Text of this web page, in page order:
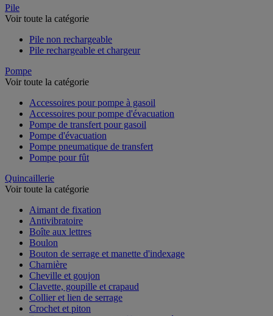
Pile
Voir toute la catégorie
Pile non rechargeable
Pile rechargeable et chargeur
Pompe
Voir toute la catégorie
Accessoires pour pompe à gasoil
Accessoires pour pompe d'évacuation
Pompe de transfert pour gasoil
Pompe d'évacuation
Pompe pneumatique de transfert
Pompe pour fût
Quincaillerie
Voir toute la catégorie
Aimant de fixation
Antivibratoire
Boîte aux lettres
Boulon
Bouton de serrage et manette d'indexage
Charnière
Cheville et goujon
Clavette, goupille et crapaud
Collier et lien de serrage
Crochet et piton